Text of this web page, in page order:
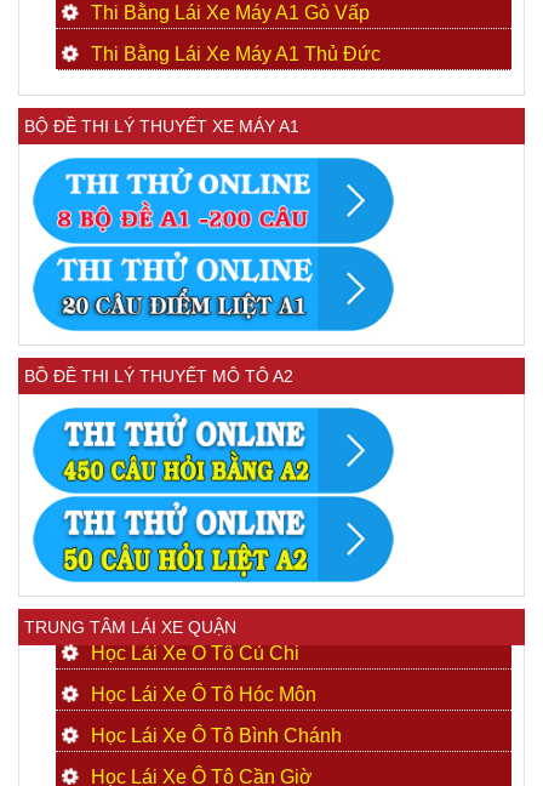
Thi Bằng Lái Xe Máy A1 Gò Vấp
Thi Bằng Lái Xe Máy A1 Thủ Đức
BỘ ĐỀ THI LÝ THUYẾT XE MÁY A1
BỒ ĐỀ THI LÝ THUYẾT MÔ TÔ A2
TRUNG TÂM LÁI XE QUẬN
Học Lái Xe Ô Tô Củ Chi
Học Lái Xe Ô Tô Hóc Môn
Học Lái Xe Ô Tô Bình Chánh
Học Lái Xe Ô Tô Cần Giờ